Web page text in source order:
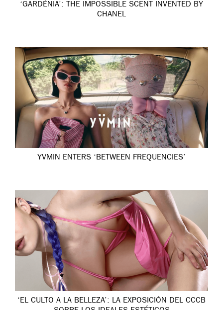
‘GARDÉNIA’: THE IMPOSSIBLE SCENT INVENTED BY
CHANEL
YVMIN ENTERS ‘BETWEEN FREQUENCIES’
‘EL CULTO A LA BELLEZA’: LA EXPOSICIÓN DEL CCCB